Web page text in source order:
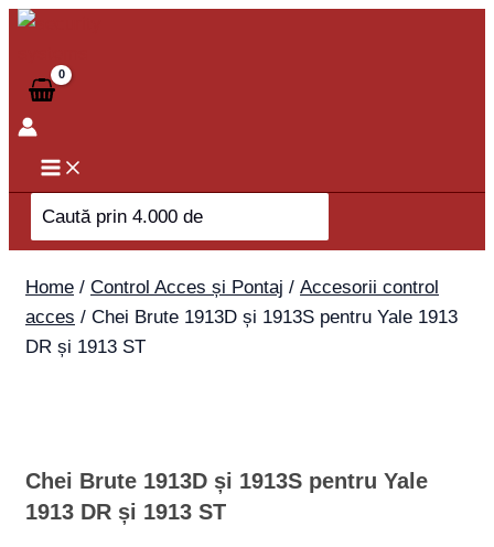
Skip
content
Search
for:
Home / Control Acces și Pontaj / Accesorii control
acces / Chei Brute 1913D și 1913S pentru Yale 1913
DR și 1913 ST
Chei Brute 1913D și 1913S pentru Yale
1913 DR și 1913 ST
Chei
1913D
și
1913S
pentru
Yale
1913
DR
și
1913
ST